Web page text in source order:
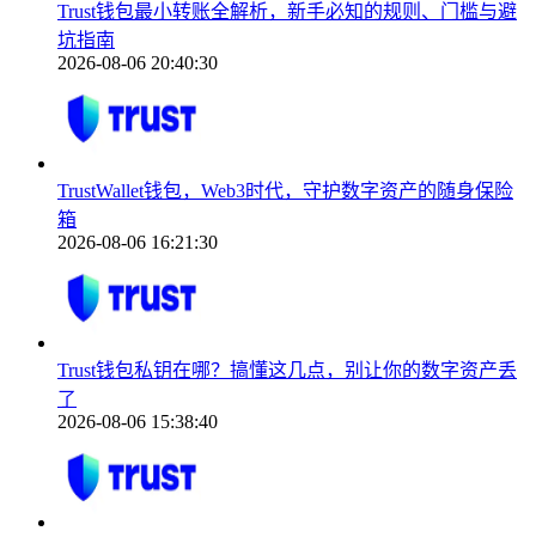
Trust钱包最小转账全解析，新手必知的规则、门槛与避
坑指南
2026-08-06 20:40:30
TrustWallet钱包，Web3时代，守护数字资产的随身保险
箱
2026-08-06 16:21:30
Trust钱包私钥在哪？搞懂这几点，别让你的数字资产丢
了
2026-08-06 15:38:40